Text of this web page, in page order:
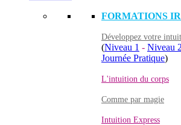
FORMATIONS
Développez votre
(Niveau 1 - Niveau 2
Journée Pratique)
L'intuition du corps
Comme par magie
Intuition Express